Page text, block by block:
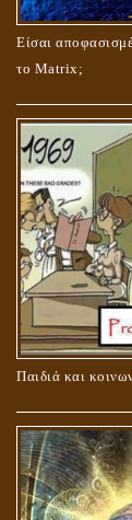
Είσαι
το Matrix;
Παιδιά και